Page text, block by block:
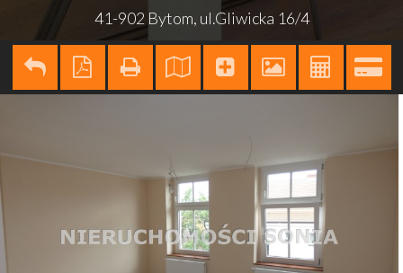
41-902 Bytom, ul.Gliwicka 16/4